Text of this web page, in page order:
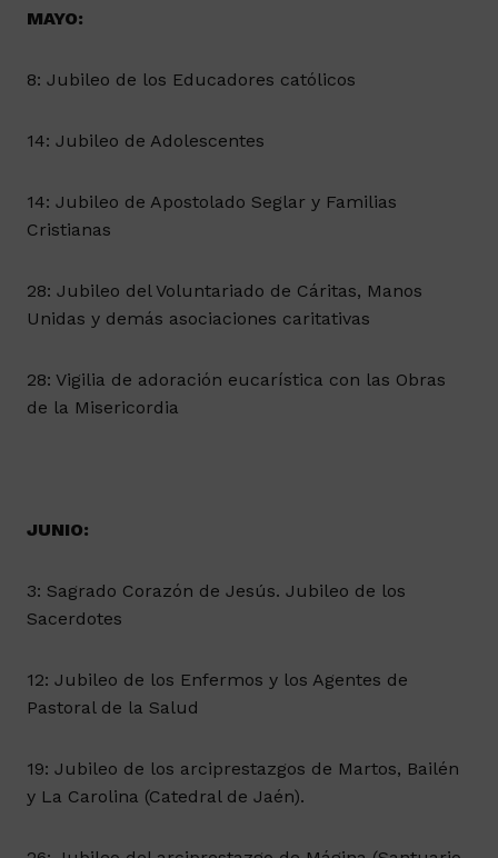
MAYO:
8: Jubileo de los Educadores católicos
14: Jubileo de Adolescentes
14: Jubileo de Apostolado Seglar y Familias
Cristianas
28: Jubileo del Voluntariado de Cáritas, Manos
Unidas y demás asociaciones caritativas
28: Vigilia de adoración eucarística con las Obras
de la Misericordia
JUNIO:
3: Sagrado Corazón de Jesús. Jubileo de los
Sacerdotes
12: Jubileo de los Enfermos y los Agentes de
Pastoral de la Salud
19: Jubileo de los arciprestazgos de Martos, Bailén
y La Carolina (Catedral de Jaén).